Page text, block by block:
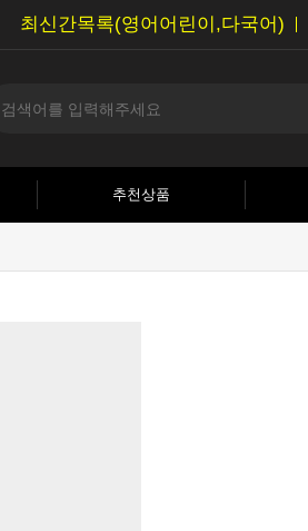
최신간목록(영어어린이,다국어)
추천상품